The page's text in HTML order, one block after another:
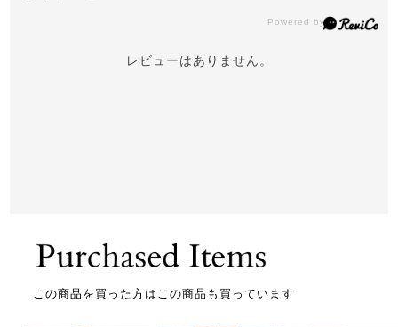
レビューはありません。
この商品を買った方はこの商品も買っています